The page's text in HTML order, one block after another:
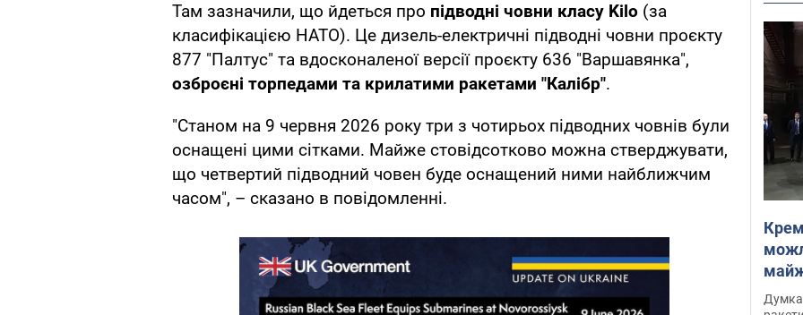
Там зазначили, що йдеться про підводні човни класу Kilo (за
класифікацією НАТО). Це дизель-електричні підводні човни проєкту
877 "Палтус" та вдосконаленої версії проєкту 636 "Варшавянка",
озброєні торпедами та крилатими ракетами "Калібр".
"Станом на 9 червня 2026 року три з чотирьох підводних човнів були
оснащені цими сітками. Майже стовідсотково можна стверджувати,
що четвертий підводний човен буде оснащений ними найближчим
часом", – сказано в повідомленні.
Думка,